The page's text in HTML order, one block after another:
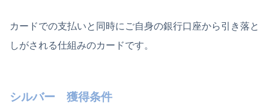
カードでの支払いと同時にご自身の銀行口座から引き落と
しがされる仕組みのカードです。
シルバー 獲得条件